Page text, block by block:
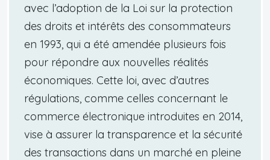
avec l’adoption de la Loi sur la protection
des droits et intérêts des consommateurs
en 1993, qui a été amendée plusieurs fois
pour répondre aux nouvelles réalités
économiques. Cette loi, avec d’autres
régulations, comme celles concernant le
commerce électronique introduites en 2014,
vise à assurer la transparence et la sécurité
des transactions dans un marché en pleine